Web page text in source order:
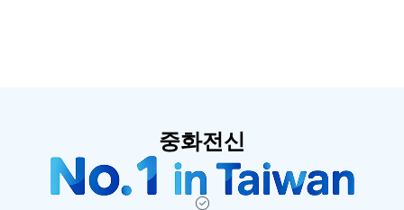
중화전신